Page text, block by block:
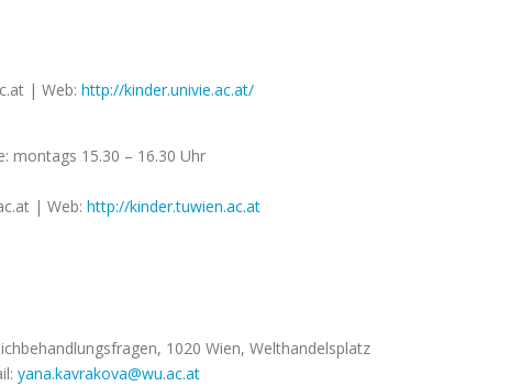
| Web: http://kinder.univie.ac.at/
montags 15.30 – 16.30 Uhr
| Web: http://kinder.tuwien.ac.at
1020 Wien, Welthandelsplatz
yana.kavrakova@wu.ac.at